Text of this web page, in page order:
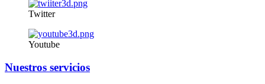
Twitter
Youtube
Nuestros servicios